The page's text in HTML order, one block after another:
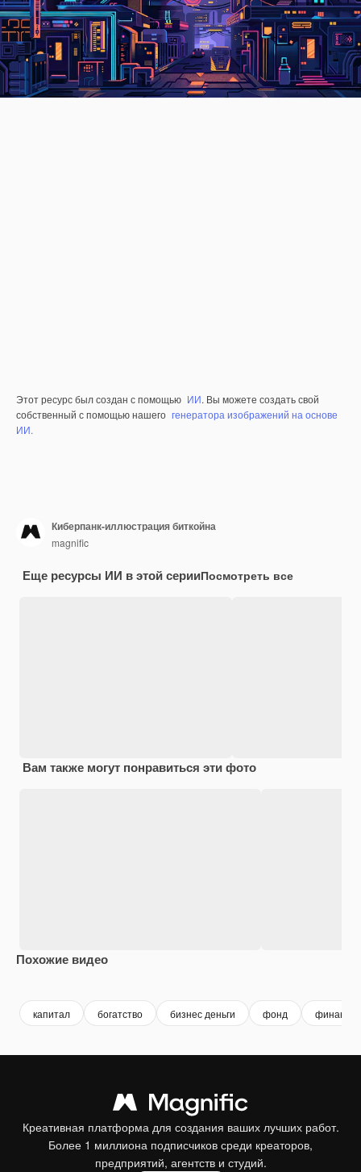
Этот ресурс был создан с помощью ИИ. Вы можете создать свой
собственный с помощью нашего генератора изображений на основе
ИИ.
Киберпанк-иллюстрация биткойна
magnific
Еще ресурсы ИИ в этой серииПосмотреть все
Вам также могут понравиться эти фото
Похожие видео
капитал богатство бизнес деньги фонд финансы
Креативная платформа для создания ваших лучших работ.
Более 1 миллиона подписчиков среди креаторов,
предприятий, агентств и студий.